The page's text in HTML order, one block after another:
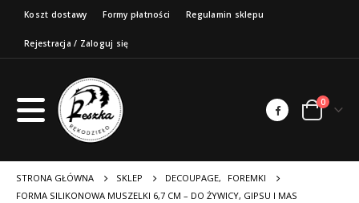
Koszt dostawy Formy płatności Regulamin sklepu
Rejestracja / Zaloguj się
0
STRONA GŁÓWNA SKLEP DECOUPAGE,
FOREMKI
FORMA SILIKONOWA MUSZELKI 6,7 CM – DO ŻYWICY, GIPSU I MAS